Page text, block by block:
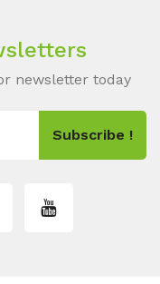
newsletter today
Subscribe !